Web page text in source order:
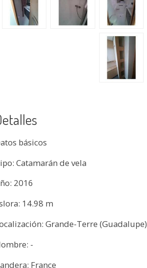
básicos
Catamarán de vela
2016
14.98 m
Grande-Terre (Guadalupe)
-
France